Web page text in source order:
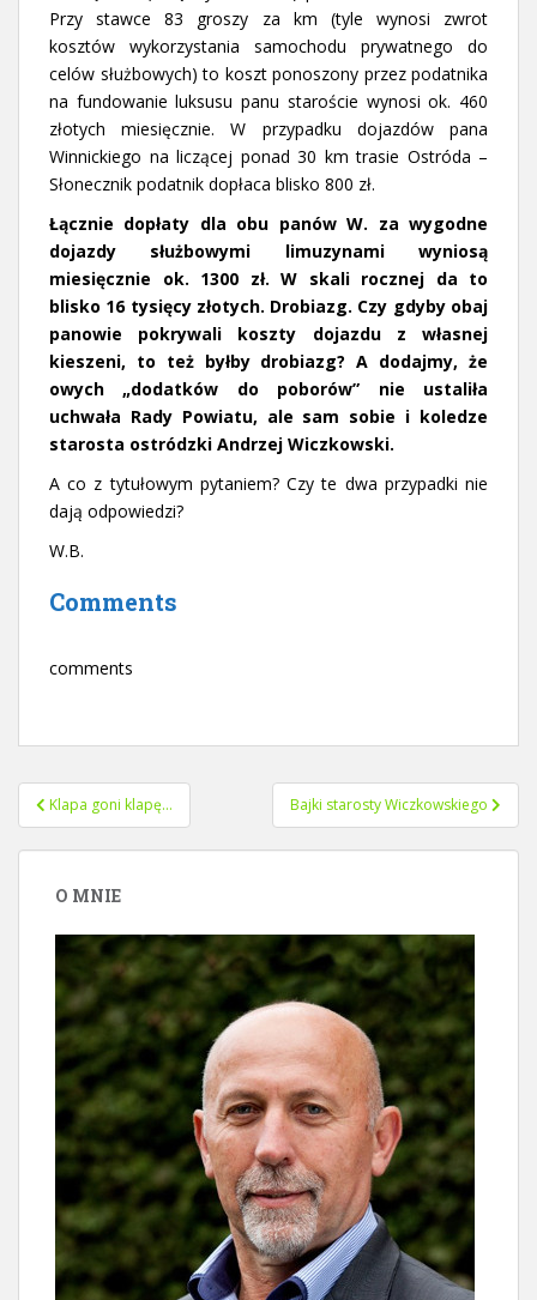
Przy stawce 83 groszy za km (tyle wynosi zwrot
kosztów wykorzystania samochodu prywatnego do
celów służbowych) to koszt ponoszony przez podatnika
na fundowanie luksusu panu staroście wynosi ok. 460
złotych miesięcznie. W przypadku dojazdów pana
Winnickiego na liczącej ponad 30 km trasie Ostróda –
Słonecznik podatnik dopłaca blisko 800 zł.
Łącznie dopłaty dla obu panów W. za wygodne
dojazdy służbowymi limuzynami wyniosą
miesięcznie ok. 1300 zł. W skali rocznej da to
blisko 16 tysięcy złotych. Drobiazg. Czy gdyby obaj
panowie pokrywali koszty dojazdu z własnej
kieszeni, to też byłby drobiazg? A dodajmy, że
owych „dodatków do poborów” nie ustaliła
uchwała Rady Powiatu, ale sam sobie i koledze
starosta ostródzki Andrzej Wiczkowski.
A co z tytułowym pytaniem? Czy te dwa przypadki nie
dają odpowiedzi?
W.B.
Comments
comments
Nawigacja
wpisu
Klapa goni klapę… Bajki starosty Wiczkowskiego
O MNIE